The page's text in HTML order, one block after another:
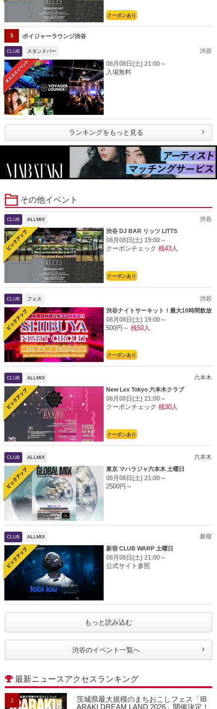
クーポンあり
3 ボイジャーラウンジ渋谷
CLUB スタンドバー 渋谷
08月08日(土) 21:00～
入場無料
ランキングをもっと見る
その他イベント
CLUB ALLMIX
渋谷
渋谷 DJ BAR リッツ LITTS
08月08日(土) 19:00～
クーポンチェック 残43人
クーポンあり
CLUB フェス
渋谷
渋谷ナイトサーキット！最大10時間飲放
題
08月08日(土) 19:00～
500円～ 残50人
クーポンあり
CLUB ALLMIX
六本木
New Lex Tokyo 六本木クラブ
08月08日(土) 21:00～
クーポンチェック 残30人
クーポンあり
CLUB ALLMIX
六本木
東京 マハラジャ六本木 土曜日
08月08日(土) 21:00～
2500円～
CLUB ALLMIX
新宿
新宿 CLUB WARP 土曜日
08月08日(土) 21:00～
公式サイト参照
もっと読み込む
渋谷のイベント一覧へ
最新ニュースアクセスランキング
1
茨城県最大規模のまちおこしフェス「IB
ARAKI DREAM LAND 2026」開催決定！